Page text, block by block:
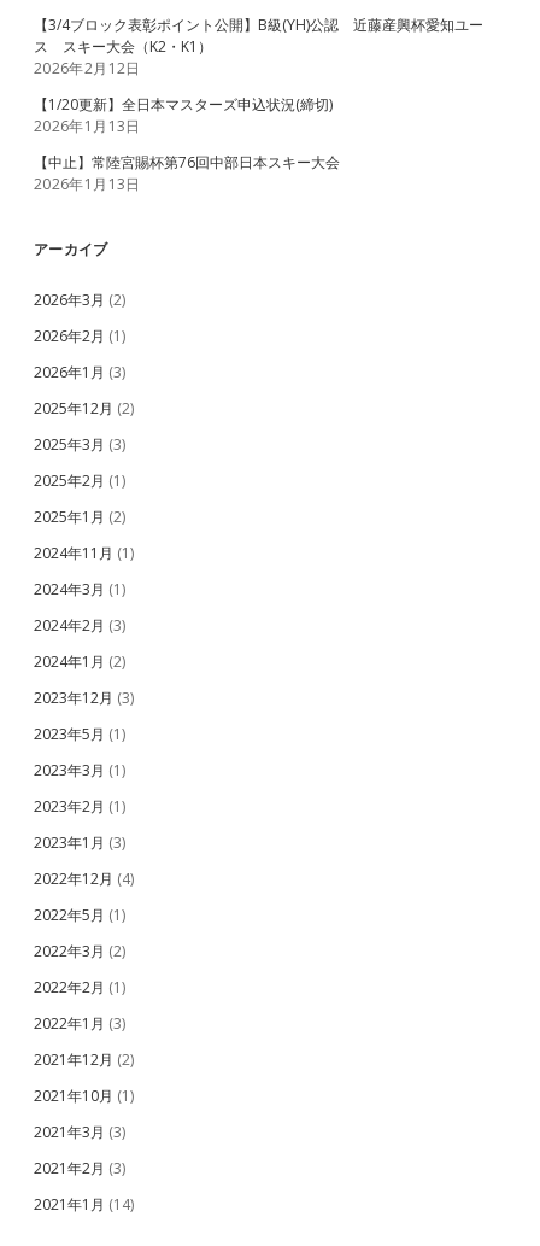
【3/4ブロック表彰ポイント公開】B級(YH)公認 近藤産興杯愛知ユー
ス スキー大会（K2・K1）
2026年2月12日
【1/20更新】全日本マスターズ申込状況(締切)
2026年1月13日
【中止】常陸宮賜杯第76回中部日本スキー大会
2026年1月13日
アーカイブ
2026年3月 (2)
2026年2月 (1)
2026年1月 (3)
2025年12月 (2)
2025年3月 (3)
2025年2月 (1)
2025年1月 (2)
2024年11月 (1)
2024年3月 (1)
2024年2月 (3)
2024年1月 (2)
2023年12月 (3)
2023年5月 (1)
2023年3月 (1)
2023年2月 (1)
2023年1月 (3)
2022年12月 (4)
2022年5月 (1)
2022年3月 (2)
2022年2月 (1)
2022年1月 (3)
2021年12月 (2)
2021年10月 (1)
2021年3月 (3)
2021年2月 (3)
2021年1月 (14)